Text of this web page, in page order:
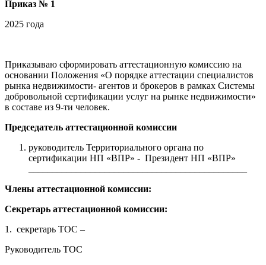
Приказ № 1
2025 года
Приказываю сформировать аттестационную комиссию на
основании Положения «О порядке аттестации специалистов
рынка недвижимости- агентов и брокеров в рамках Системы
добровольной сертификации услуг на рынке недвижимости»
в составе из 9-ти человек.
Председатель аттестационной комиссии
руководитель Территориального органа по
сертификации НП «ВПР» - Президент НП «ВПР»
Члены аттестационной комиссии:
Секретарь аттестационной комиссии:
1. секретарь ТОС –
Руководитель ТОС